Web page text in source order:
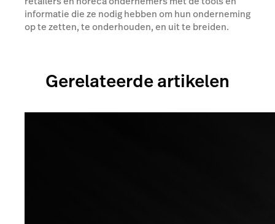
informatie die ze nodig hebben om hun onderneming
op te zetten, te onderhouden, en uit te breiden.
Gerelateerde artikelen